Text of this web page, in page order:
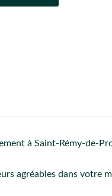
à Saint-Rémy-de-
agréables dans votre